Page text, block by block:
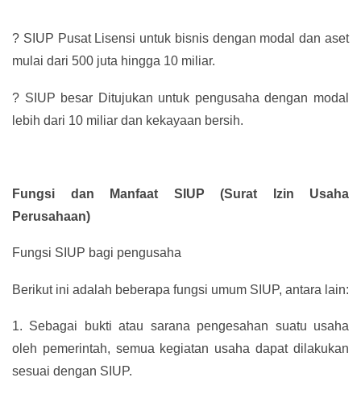
? SIUP Pusat Lisensi untuk bisnis dengan modal dan aset
mulai dari 500 juta hingga 10 miliar.
? SIUP besar Ditujukan untuk pengusaha dengan modal
lebih dari 10 miliar dan kekayaan bersih.
Fungsi dan Manfaat SIUP (Surat Izin Usaha
Perusahaan)
Fungsi SIUP bagi pengusaha
Berikut ini adalah beberapa fungsi umum SIUP, antara lain:
1. Sebagai bukti atau sarana pengesahan suatu usaha
oleh pemerintah, semua kegiatan usaha dapat dilakukan
sesuai dengan SIUP.